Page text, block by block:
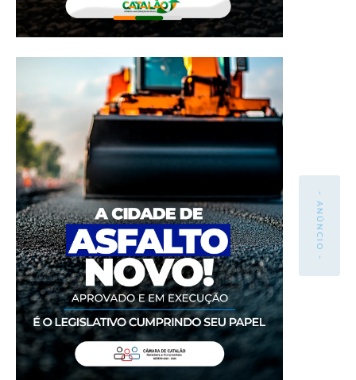
- ANÚNCIO -